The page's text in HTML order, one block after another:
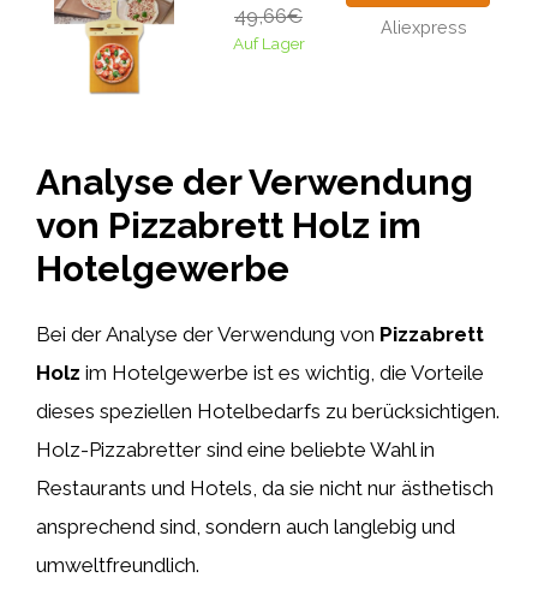
49,66€
Auf Lager
Aliexpress
Analyse der Verwendung
von Pizzabrett Holz im
Hotelgewerbe
Bei der Analyse der Verwendung von Pizzabrett
Holz im Hotelgewerbe ist es wichtig, die Vorteile
dieses speziellen Hotelbedarfs zu berücksichtigen.
Holz-Pizzabretter sind eine beliebte Wahl in
Restaurants und Hotels, da sie nicht nur ästhetisch
ansprechend sind, sondern auch langlebig und
umweltfreundlich.